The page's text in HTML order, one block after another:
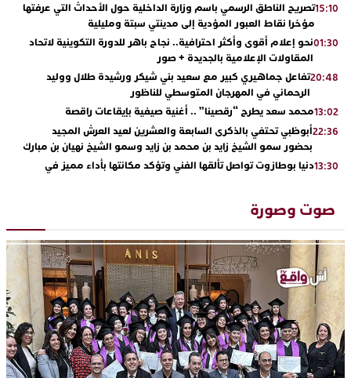
15:10تصريح الناطق الرسمي باسم وزارة الداخلية حول الأحداث التي عرفتها
مؤخرا نقاط العبور المؤدية إلى مدينتي سبتة ومليلية
01:30نحو إعلام أقوى وأكثر احترافية.. نجاح باهر للدورة التكوينية لاتحاد
المقاولات الإعلامية بالجديدة + صور
20:48تفاعل جماهيري كبير مع سعيد بني شيكر ورشيدة طلال ووليد
الرحماني في المهرجان المتوسطي للناظور
13:02محمد سعد يطرح “رقصينا” .. أغنية صيفية بإيقاعات راقصة
22:36أبوظبي تحتفي بالذكرى السابعة والعشرين لعيد العرش المجيد
بحضور سمو الشيخ زايد بن محمد بن زايد وسمو الشيخ نهيان بن مبارك
13:30دنيا بوطازوت تواصل تألقها الفني وتؤكد مكانتها بأداء مميز في
رهينتين من قبضة ذي سوابق بالجديدة
اتحاد المقاولات الإعلامية يقود قاطرة التكوين بالجديدة ويستضيف
الإعلامي سعيد بلفقير في دورة استثنائية
23:18 ترسيخا لثقافة ترشيد الموارد المائية.. اختتام فعاليات النسخة الثانية
من “القرية الذكية للماء” بمركز الاصطياف ببوزنيقة
17:36 من الراب والراي إلى العيطة والأغنية الأمازيغية.. مهرجان الناظور
المتوسطي يحتفي بتنوع الموسيقى المغربية
صوت وصورة